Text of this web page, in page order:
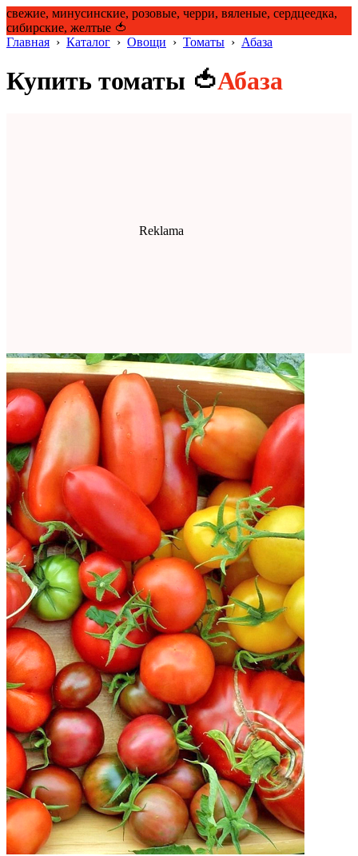
свежие, минусинские, розовые, черри, вяленые, сердцеедка,
сибирские, желтые 🍅
Главная › Каталог › Овощи › Томаты › Абаза
Купить томаты 🍅Абаза